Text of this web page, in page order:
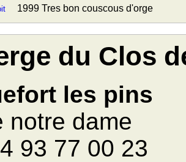
1999 Tres bon couscous d'orge
du Clos
les pins
notre dame
93 77 00 23